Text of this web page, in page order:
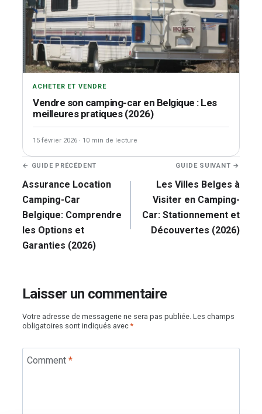
ACHETER ET VENDRE
Vendre son camping-car en Belgique : Les
meilleures pratiques (2026)
15 février 2026 · 10 min de lecture
Navigation
de
l’article
← GUIDE PRÉCÉDENT
Assurance Location
Camping-Car
Belgique: Comprendre
les Options et
Garanties (2026)
GUIDE SUIVANT →
Les Villes Belges à
Visiter en Camping-
Car: Stationnement et
Découvertes (2026)
Laisser un commentaire
Votre adresse de messagerie ne sera pas publiée. Les champs
obligatoires sont indiqués avec*
Comment *